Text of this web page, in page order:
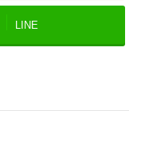
LINE